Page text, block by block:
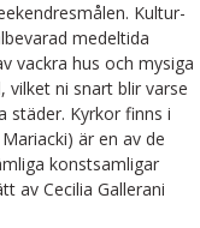
Kultur-
medeltida
vackra hus och mysiga
vilket ni snart blir varse
städer. Kyrkor finns i
är en av de
konstsamligar
av Cecilia Gallerani